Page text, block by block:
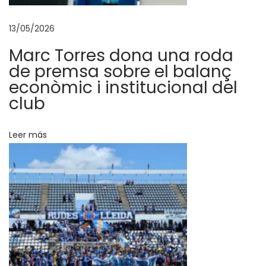
l
L
e
i
d
a
s
o
r
t
i
u
J
13/05/2026
Marc Torres dona una roda
de premsa sobre el balanç
econòmic i institucional del
club
Leer más